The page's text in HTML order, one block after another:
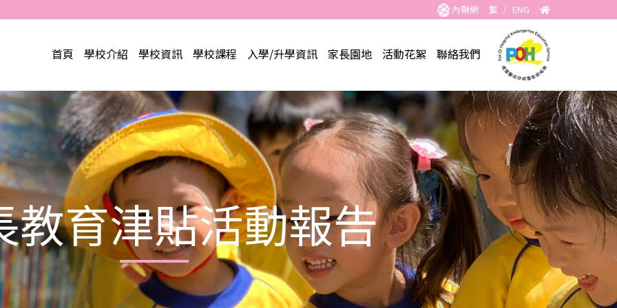
內聯網 繁 / ENG
首頁 學校介紹 學校資訊 學校課程 入學/升學資訊 家長園地 活動花絮 聯絡我們
教育津貼活動報告